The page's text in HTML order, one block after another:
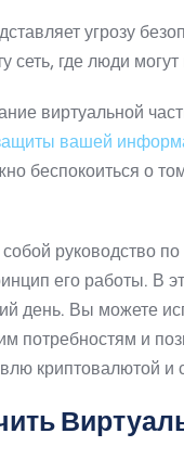
угрозу
сеть, где люди
виртуальной
вашей
беспокоиться о
собой руководство
его работы. В
день. Вы можете
потребностям и
криптовалютой